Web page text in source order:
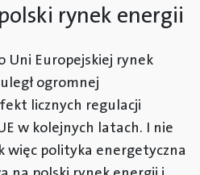
rynek energii
Uni Europejskiej rynek
ogromnej
licznych regulacji
w kolejnych latach. I nie
więc polityka energetyczna